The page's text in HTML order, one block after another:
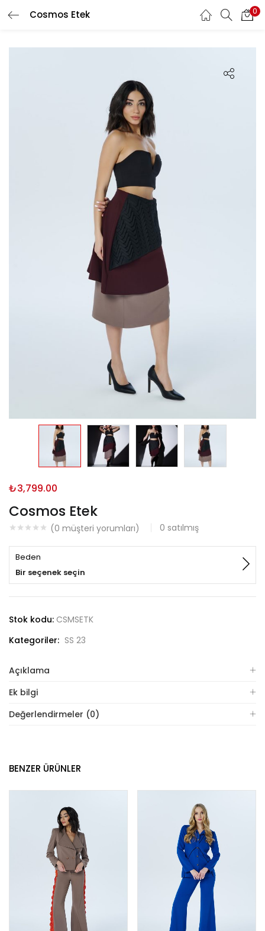
Cosmos Etek 0
Cosmos Etek
(0 müşteri yorumları) 0 satılmış
₺3,799.00
Beden
Bir seçenek seçin
Stok kodu: CSMSETK
Kategoriler: SS 23
Açıklama
Ek bilgi
Değerlendirmeler (0)
BENZER ÜRÜNLER